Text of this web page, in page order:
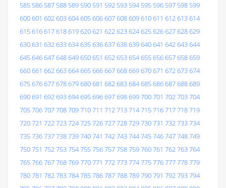
585 586 587 588 589 590 591 592 593 594 595 596 597 598 599
600601 602603604605606607608609610611 612613614
615616617618619620621 622623624625626627628629
630631 632633634635636637638639640641 642643644
645646647648649650651 652653654655656657658659
660661 662663664665666667668669670671 672673674
675676677678679680681 682683684685686687688689
690691 692693694695696697698699700701 702703704
705706707708709710711 712713714715716717718719
720721 722723724725726727728729730731 732733734
735736737738739740741 742743744745746747748749
750751 752753754755756757758759760761 762763764
765766767768769770771 772773774775776777778779
780781 782783784785786787788789790791 792793794